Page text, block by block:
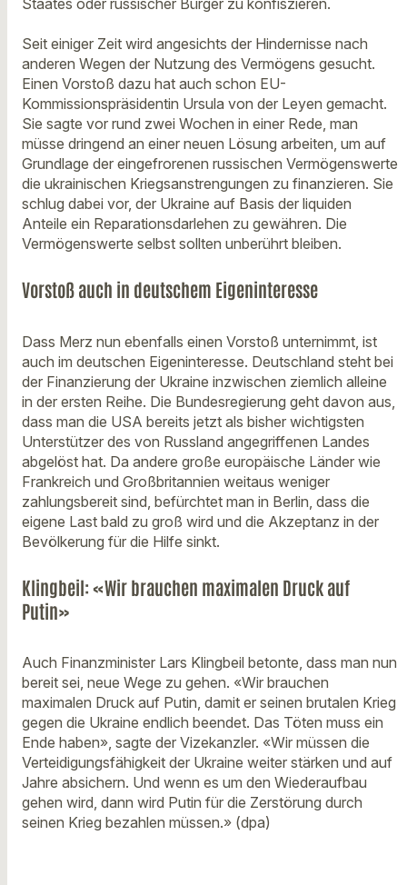
Seit einiger Zeit wird angesichts der Hindernisse nach
anderen Wegen der Nutzung des Vermögens gesucht.
Einen Vorstoß dazu hat auch schon EU-
Kommissionspräsidentin Ursula von der Leyen gemacht.
Sie sagte vor rund zwei Wochen in einer Rede, man
müsse dringend an einer neuen Lösung arbeiten, um auf
Grundlage der eingefrorenen russischen Vermögenswerte
die ukrainischen Kriegsanstrengungen zu finanzieren. Sie
schlug dabei vor, der Ukraine auf Basis der liquiden
Anteile ein Reparationsdarlehen zu gewähren. Die
Vermögenswerte selbst sollten unberührt bleiben.
Vorstoß auch in deutschem Eigeninteresse
Dass Merz nun ebenfalls einen Vorstoß unternimmt, ist
auch im deutschen Eigeninteresse. Deutschland steht bei
der Finanzierung der Ukraine inzwischen ziemlich alleine
in der ersten Reihe. Die Bundesregierung geht davon aus,
dass man die USA bereits jetzt als bisher wichtigsten
Unterstützer des von Russland angegriffenen Landes
abgelöst hat. Da andere große europäische Länder wie
Frankreich und Großbritannien weitaus weniger
zahlungsbereit sind, befürchtet man in Berlin, dass die
eigene Last bald zu groß wird und die Akzeptanz in der
Bevölkerung für die Hilfe sinkt.
Klingbeil: «Wir brauchen maximalen Druck auf
Putin»
Auch Finanzminister Lars Klingbeil betonte, dass man nun
bereit sei, neue Wege zu gehen. «Wir brauchen
maximalen Druck auf Putin, damit er seinen brutalen Krieg
gegen die Ukraine endlich beendet. Das Töten muss ein
Ende haben», sagte der Vizekanzler. «Wir müssen die
Verteidigungsfähigkeit der Ukraine weiter stärken und auf
Jahre absichern. Und wenn es um den Wiederaufbau
gehen wird, dann wird Putin für die Zerstörung durch
seinen Krieg bezahlen müssen.» (dpa)